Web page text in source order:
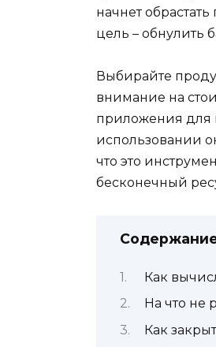
начнет
цель – обнулить
Выбирайте
внимание на
приложения для
использовании
что это
бесконечный
Как
На что не
Как